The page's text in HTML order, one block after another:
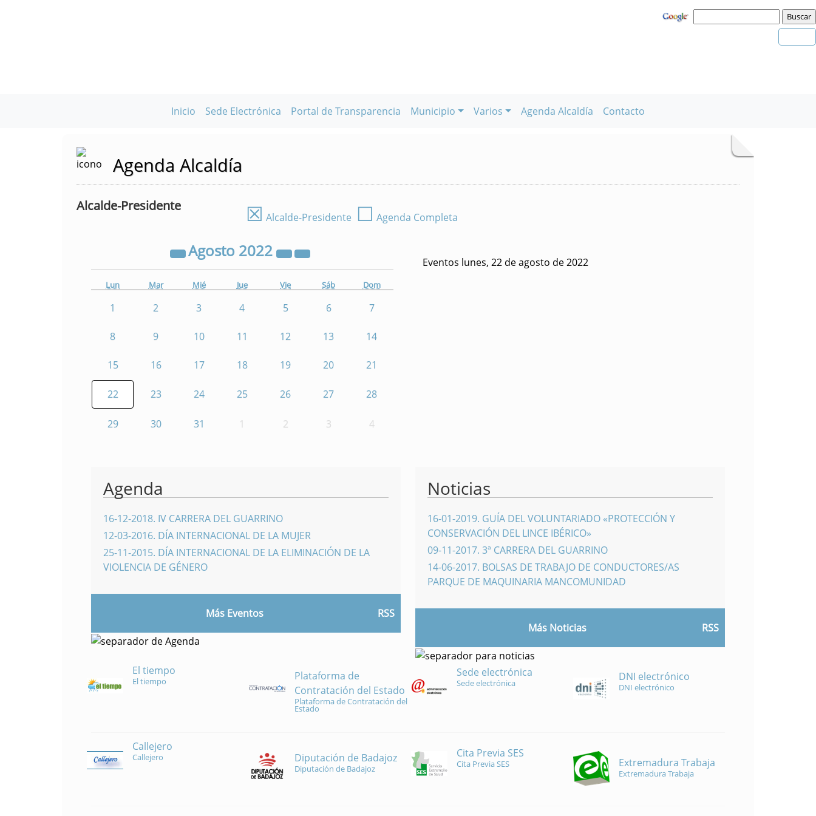
Inicio Sede Electrónica Portal de Transparencia Municipio Varios Agenda Alcaldía Contacto
Agenda Alcaldía
Alcalde-Presidente ☒ Alcalde-Presidente ☐ Agenda Completa
Agosto 2022
Lun Mar Mié Jue Vie Sáb Dom
1 2 3 4 5 6 7
8 9 10 11 12 13 14
15 16 17 18 19 20 21
22 23 24 25 26 27 28
29 30 31 1 2 3 4
Eventos lunes, 22 de agosto de 2022
Agenda
16-12-2018. IV CARRERA DEL GUARRINO
12-03-2016. DÍA INTERNACIONAL DE LA MUJER
25-11-2015. DÍA INTERNACIONAL DE LA ELIMINACIÓN DE LA
VIOLENCIA DE GÉNERO
Más Eventos RSS
Noticias
16-01-2019. GUÍA DEL VOLUNTARIADO «PROTECCIÓN Y
CONSERVACIÓN DEL LINCE IBÉRICO»
09-11-2017. 3ª CARRERA DEL GUARRINO
14-06-2017. BOLSAS DE TRABAJO DE CONDUCTORES/AS
PARQUE DE MAQUINARIA MANCOMUNIDAD
Más Noticias RSS
El tiempo
El tiempo
Plataforma de
Contratación del Estado
Plataforma de Contratación del
Estado
Sede electrónica
Sede electrónica DNI electrónico
DNI electrónico
Callejero
Callejero Diputación de Badajoz
Diputación de Badajoz
Cita Previa SES
Cita Previa SES Extremadura Trabaja
Extremadura Trabaja